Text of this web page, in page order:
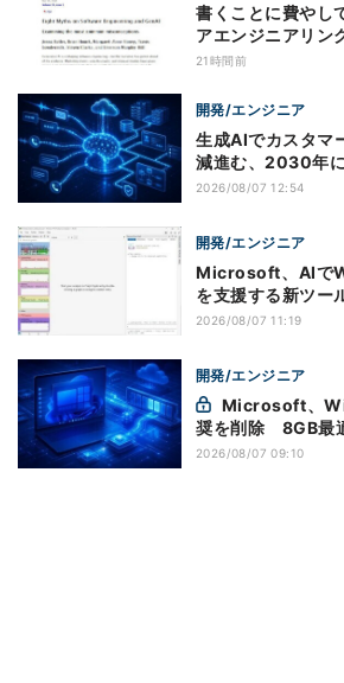
書くことに費やし
アエンジニアリン
神話への賛否
21時間前
開発/エンジニア
生成AIでカスタマ
減進む、2030年
2026/08/07 12:54
開発/エンジニア
Microsoft、AIで
を支援する新ツー
2026/08/07 11:19
開発/エンジニア
奨を削除 8GB最
2026/08/07 09:10